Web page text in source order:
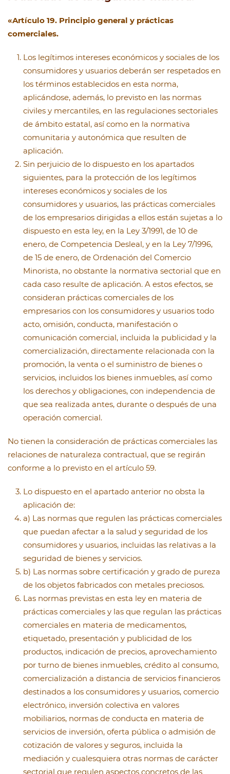
«Artículo 19. Principio general y prácticas
comerciales.
Los legítimos intereses económicos y sociales de los
consumidores y usuarios deberán ser respetados en
los términos establecidos en esta norma,
aplicándose, además, lo previsto en las normas
civiles y mercantiles, en las regulaciones sectoriales
de ámbito estatal, así como en la normativa
comunitaria y autonómica que resulten de
aplicación.
Sin perjuicio de lo dispuesto en los apartados
siguientes, para la protección de los legítimos
intereses económicos y sociales de los
consumidores y usuarios, las prácticas comerciales
de los empresarios dirigidas a ellos están sujetas a lo
dispuesto en esta ley, en la Ley 3/1991, de 10 de
enero, de Competencia Desleal, y en la Ley 7/1996,
de 15 de enero, de Ordenación del Comercio
Minorista, no obstante la normativa sectorial que en
cada caso resulte de aplicación. A estos efectos, se
consideran prácticas comerciales de los
empresarios con los consumidores y usuarios todo
acto, omisión, conducta, manifestación o
comunicación comercial, incluida la publicidad y la
comercialización, directamente relacionada con la
promoción, la venta o el suministro de bienes o
servicios, incluidos los bienes inmuebles, así como
los derechos y obligaciones, con independencia de
que sea realizada antes, durante o después de una
operación comercial.
No tienen la consideración de prácticas comerciales las
relaciones de naturaleza contractual, que se regirán
conforme a lo previsto en el artículo 59.
Lo dispuesto en el apartado anterior no obsta la
aplicación de:
a) Las normas que regulen las prácticas comerciales
que puedan afectar a la salud y seguridad de los
consumidores y usuarios, incluidas las relativas a la
seguridad de bienes y servicios.
b) Las normas sobre certificación y grado de pureza
de los objetos fabricados con metales preciosos.
Las normas previstas en esta ley en materia de
prácticas comerciales y las que regulan las prácticas
comerciales en materia de medicamentos,
etiquetado, presentación y publicidad de los
productos, indicación de precios, aprovechamiento
por turno de bienes inmuebles, crédito al consumo,
comercialización a distancia de servicios financieros
destinados a los consumidores y usuarios, comercio
electrónico, inversión colectiva en valores
mobiliarios, normas de conducta en materia de
servicios de inversión, oferta pública o admisión de
cotización de valores y seguros, incluida la
mediación y cualesquiera otras normas de carácter
sectorial que regulen aspectos concretos de las